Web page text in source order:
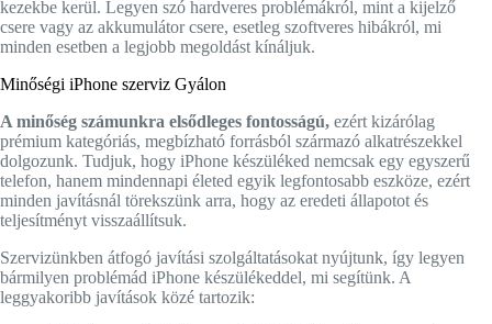
kezekbe kerül. Legyen szó hardveres problémákról, mint a kijelző
csere vagy az akkumulátor csere, esetleg szoftveres hibákról, mi
minden esetben a legjobb megoldást kínáljuk.
Minőségi iPhone szerviz Gyálon
A minőség számunkra elsődleges fontosságú, ezért kizárólag
prémium kategóriás, megbízható forrásból származó alkatrészekkel
dolgozunk. Tudjuk, hogy iPhone készüléked nemcsak egy egyszerű
telefon, hanem mindennapi életed egyik legfontosabb eszköze, ezért
minden javításnál törekszünk arra, hogy az eredeti állapotot és
teljesítményt visszaállítsuk.
Szervizünkben átfogó javítási szolgáltatásokat nyújtunk, így legyen
bármilyen problémád iPhone készülékeddel, mi segítünk. A
leggyakoribb javítások közé tartozik: